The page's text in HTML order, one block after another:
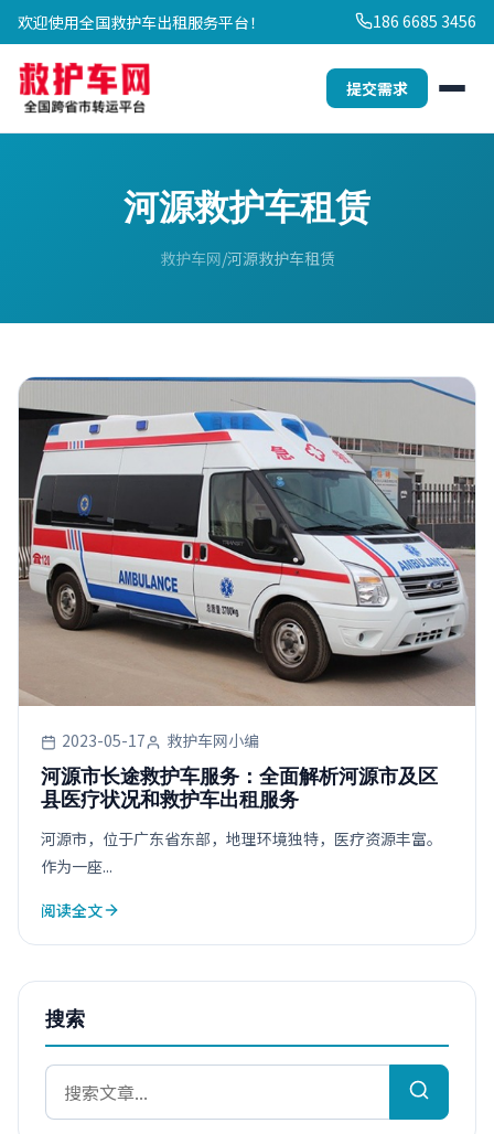
欢迎使用全国救护车出租服务平台！ 186 6685 3456
提交需求
河源救护车租赁
救护车网 河源救护车租赁
2023-05-17 救护车网小编
河源市长途救护车服务：全面解析河源市及区
县医疗状况和救护车出租服务
河源市，位于广东省东部，地理环境独特，医疗资源丰富。
作为一座...
阅读全文
搜索